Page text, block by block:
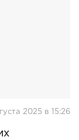
2025 в 15:26